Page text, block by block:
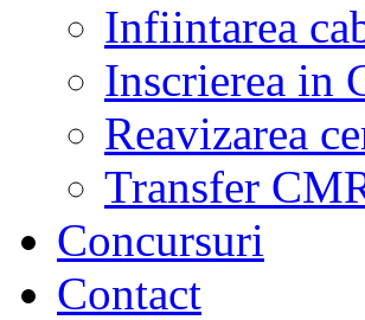
Infiintarea
Inscrierea in
Reavizarea
Transfer
Concursuri
Contact